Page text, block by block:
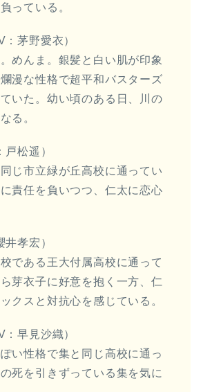
っている。
：茅野愛衣）
めんま。銀髪と白い肌が印象
漫な性格で超平和バスターズ
いた。幼い頃のある日、川の
る。
戸松遥）
じ市立緑が丘高校に通ってい
責任を負いつつ、仁太に恋心
井孝宏）
である王大付属高校に通って
芽衣子に好意を抱く一方、仁
クスと対抗心を感じている。
：早見沙織）
い性格で集と同じ高校に通っ
死を引きずっている集を気に